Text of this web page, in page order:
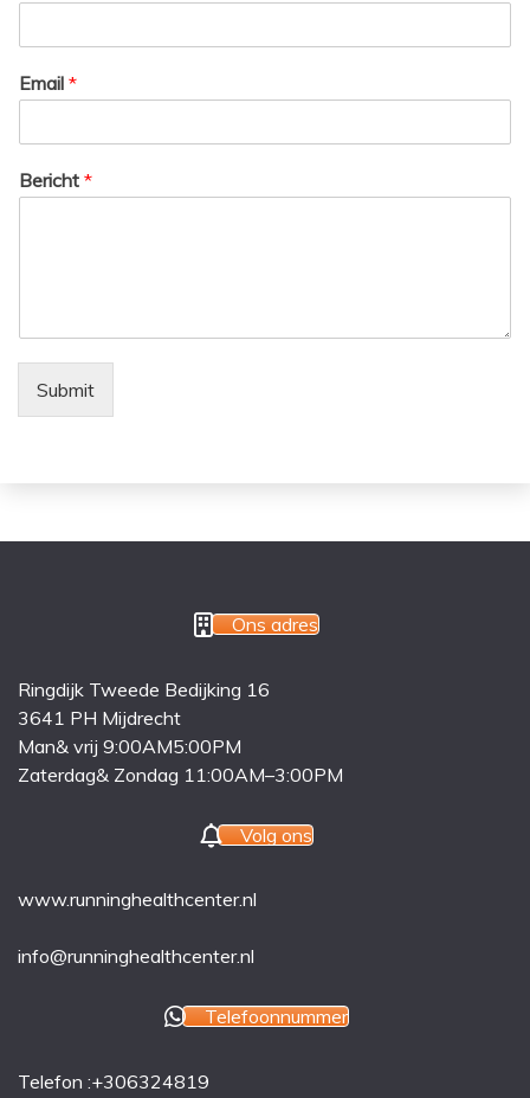
Email *
Bericht *
Submit
Ons adres
Ringdijk Tweede Bedijking 16
3641 PH Mijdrecht
Man& vrij 9:00AM5:00PM
Zaterdag& Zondag 11:00AM–3:00PM
Volg ons
www.runninghealthcenter.nl
info@runninghealthcenter.nl
Telefoonnummer
Telefon :+306324819